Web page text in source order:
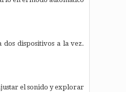
dispositivos a la vez.
el sonido y explorar